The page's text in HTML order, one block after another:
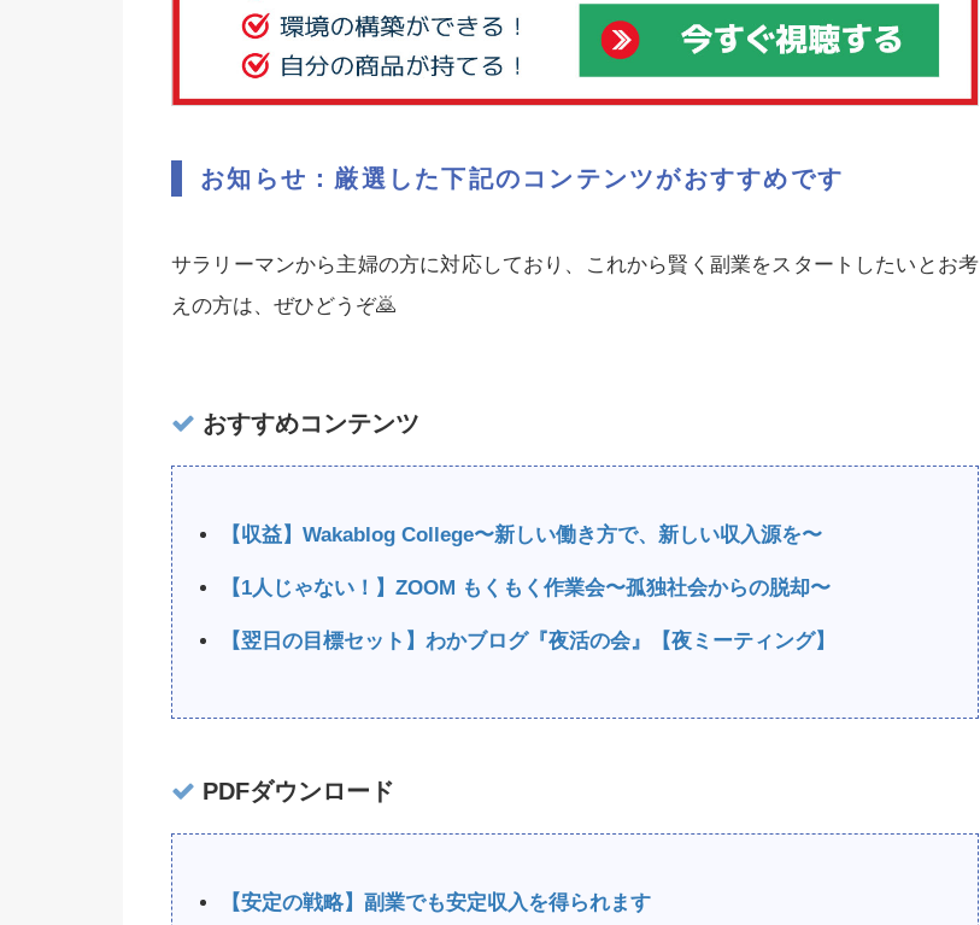
お知らせ：厳選した下記のコンテンツがおすすめです
サラリーマンから主婦の方に対応しており、これから賢く副業をスタートしたいとお考
えの方は、ぜひどうぞ🙇‍
おすすめコンテンツ
【収益】Wakablog College〜新しい働き方で、新しい収入源を〜
【1人じゃない！】ZOOM もくもく作業会〜孤独社会からの脱却〜
【翌日の目標セット】わかブログ『夜活の会』【夜ミーティング】
PDFダウンロード
【安定の戦略】副業でも安定収入を得られます